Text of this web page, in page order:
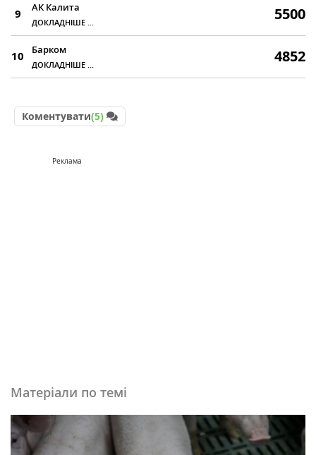
9 АК Калита
ДОКЛАДНІШЕ ... 5500
10 Барком
ДОКЛАДНІШЕ ... 4852
Коментувати(5)
Реклама
Матеріали по темі